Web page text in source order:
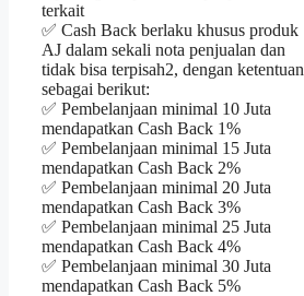
terkait
✅ Cash Back berlaku khusus produk
AJ dalam sekali nota penjualan dan
tidak bisa terpisah2, dengan ketentuan
sebagai berikut:
✅ Pembelanjaan minimal 10 Juta
mendapatkan Cash Back 1%
✅ Pembelanjaan minimal 15 Juta
mendapatkan Cash Back 2%
✅ Pembelanjaan minimal 20 Juta
mendapatkan Cash Back 3%
✅ Pembelanjaan minimal 25 Juta
mendapatkan Cash Back 4%
✅ Pembelanjaan minimal 30 Juta
mendapatkan Cash Back 5%